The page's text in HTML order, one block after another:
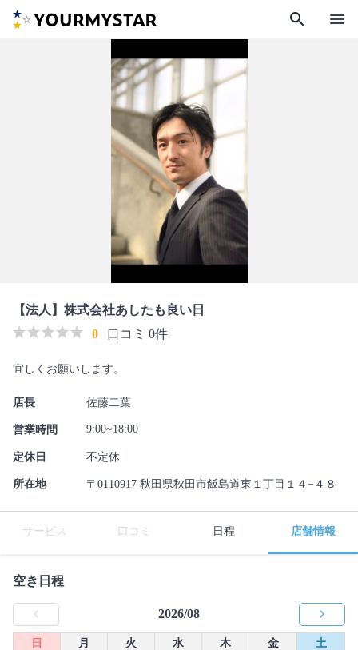
search menu
【法人】株式会社あしたも良い日
0
口コミ 0件
宜しくお願いします。
店長 佐藤二葉
営業時間 9:00~18:00
定休日 不定休
所在地 〒0110917 秋田県秋田市飯島道東１丁目１４−４８
サービス 口コミ 日程 店舗情報
空き日程
2026/08
日 月 火 水 木 金
土